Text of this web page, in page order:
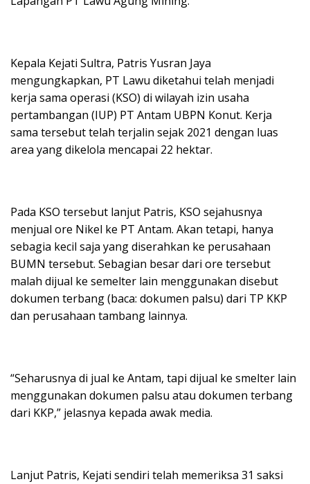
Kepala Kejati Sultra, Patris Yusran Jaya
mengungkapkan, PT Lawu diketahui telah menjadi
kerja sama operasi (KSO) di wilayah izin usaha
pertambangan (IUP) PT Antam UBPN Konut. Kerja
sama tersebut telah terjalin sejak 2021 dengan luas
area yang dikelola mencapai 22 hektar.
Pada KSO tersebut lanjut Patris, KSO sejahusnya
menjual ore Nikel ke PT Antam. Akan tetapi, hanya
sebagia kecil saja yang diserahkan ke perusahaan
BUMN tersebut. Sebagian besar dari ore tersebut
malah dijual ke semelter lain menggunakan disebut
dokumen terbang (baca: dokumen palsu) dari TP KKP
dan perusahaan tambang lainnya.
“Seharusnya di jual ke Antam, tapi dijual ke smelter lain
menggunakan dokumen palsu atau dokumen terbang
dari KKP,” jelasnya kepada awak media.
Lanjut Patris, Kejati sendiri telah memeriksa 31 saksi